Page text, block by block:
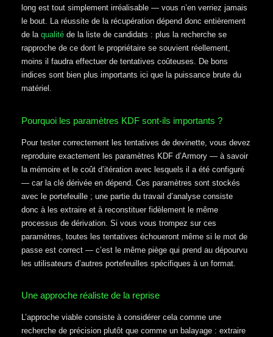
long est tout simplement irréalisable — vous n’en verriez jamais
le bout. La réussite de la récupération dépend donc entièrement
de la qualité de la liste de candidats : plus la recherche se
rapproche de ce dont le propriétaire se souvient réellement,
moins il faudra effectuer de tentatives coûteuses. De bons
indices sont bien plus importants ici que la puissance brute du
matériel.
Pourquoi les paramètres KDF sont-ils importants ?
Pour tester correctement les tentatives de devinette, vous devez
reproduire exactement les paramètres KDF d’Armory — à savoir
la mémoire et le coût d’itération avec lesquels il a été configuré
— car la clé dérivée en dépend. Ces paramètres sont stockés
avec le portefeuille ; une partie du travail d’analyse consiste
donc à les extraire et à reconstituer fidèlement le même
processus de dérivation. Si vous vous trompez sur ces
paramètres, toutes les tentatives échoueront même si le mot de
passe est correct — c’est le même piège qui prend au dépourvu
les utilisateurs d’autres portefeuilles spécifiques à un format.
Une approche réaliste de la reprise
L’approche viable consiste à considérer cela comme une
recherche de précision plutôt que comme un balayage : extraire